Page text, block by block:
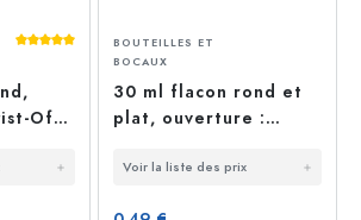
Note moyenne de 5 sur 5 étoiles
Off
BOUTEILLES ET
BOCAUX
30 ml flacon rond et
plat, ouverture :
Voir la liste des prix